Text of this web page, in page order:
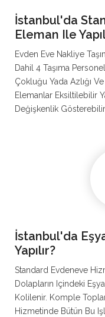
İstanbul'da
Eleman Ile
Evden Eve Nakliye
Dahil 4 Taşıma
Çokluğu Yada Azlığı
Elemanlar Eksiltilebilir
Değişkenlik
İstanbul'da
Yapılır?
Standard Evdeneve
Dolapların Içindeki
Kolilenir. Komple
Hizmetinde Bütün Bu